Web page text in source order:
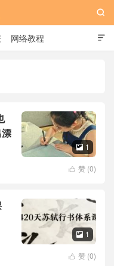

网络教程

 1
 赞 (0)
 1
 赞 (0)